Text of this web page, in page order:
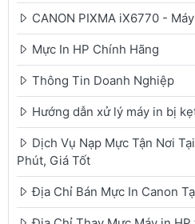
CANON PIXMA iX6770 -
Mực In HP Chính Hãng
Thông Tin Doanh Nghiệp
Hướng dẫn xử lý máy in bị
Dịch Vụ Nạp Mực Tận Nơi
Phút, Giá Tốt
Địa Chỉ Bán Mực In Canon